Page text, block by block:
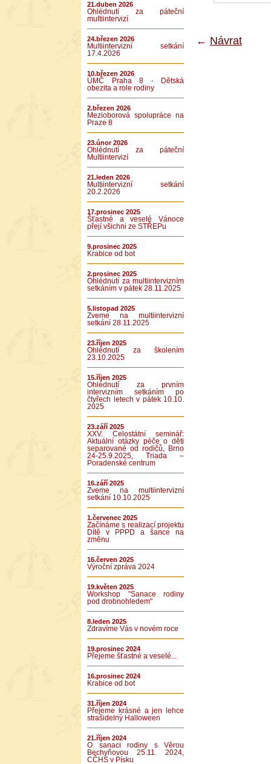
21.duben 2026
Ohlédnutí za páteční
multiintervizí
24.březen 2026
Multiintervizní setkání
17.4.2026
10.březen 2026
ÚMČ Praha 8 - Dětská
obezita a role rodiny
2.březen 2026
Mezioborová spolupráce na
Praze 8
23.únor 2026
Ohlédnutí za páteční
Multiintervizí
21.leden 2026
Multiintervizní setkání
20.2.2026
17.prosinec 2025
Šťastné a veselé Vánoce
přejí všichni ze STŘEPu
9.prosinec 2025
Krabice od bot
2.prosinec 2025
Ohlédnutí za multiintervizním
setkáním v pátek 28.11.2025
5.listopad 2025
Zveme na multiintervizní
setkání 28.11.2025
23.říjen 2025
Ohlédnutí za školením
23.10.2025
15.říjen 2025
Ohlédnutí za prvním
intervizním setkáním po
čtyřech letech v pátek 10.10.
2025
23.září 2025
XXV. Celostátní seminář:
Aktuální otázky péče o děti
separované od rodičů, Brno
24-25.9.2025, Triada –
Poradenské centrum
16.září 2025
Zveme na multiintervizní
setkání 10.10.2025
1.červenec 2025
Začínáme s realizací projektu
Dítě v PPPD a šance na
změnu
16.červen 2025
Výroční zpráva 2024
19.květen 2025
Workshop "Sanace rodiny
pod drobnohledem"
8.leden 2025
Zdravíme Vás v novém roce
19.prosinec 2024
Přejeme šťastné a veselé...
16.prosinec 2024
Krabice od bot
31.říjen 2024
Přejeme krásné a jen lehce
strašidelný Halloween
21.říjen 2024
O sanaci rodiny s Věrou
Bechyňovou 25.11. 2024,
CČHS v Písku
← Návrat